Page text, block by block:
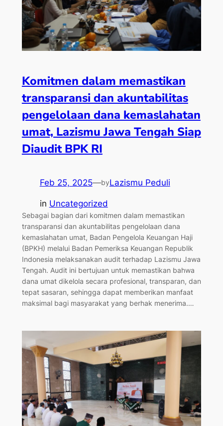
Komitmen dalam memastikan
transparansi dan akuntabilitas
pengelolaan dana kemaslahatan
umat, Lazismu Jawa Tengah Siap
Diaudit BPK RI
Feb 25, 2025—byLazismu Peduli
in Uncategorized
Sebagai bagian dari komitmen dalam memastikan
transparansi dan akuntabilitas pengelolaan dana
kemaslahatan umat, Badan Pengelola Keuangan Haji
(BPKH) melalui Badan Pemeriksa Keuangan Republik
Indonesia melaksanakan audit terhadap Lazismu Jawa
Tengah. Audit ini bertujuan untuk memastikan bahwa
dana umat dikelola secara profesional, transparan, dan
tepat sasaran, sehingga dapat memberikan manfaat
maksimal bagi masyarakat yang berhak menerima.…